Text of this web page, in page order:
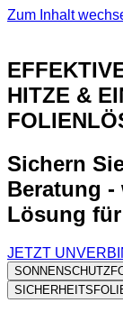
Zum Inhalt
HITZE &
Sichern
Beratung
Lösung
JETZT